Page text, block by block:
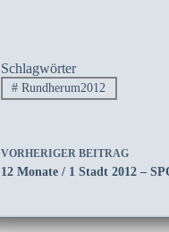
Schlagwörter
# Rundherum2012
VORHERIGER BEITRAG
12 Monate / 1 Stadt 2012 –